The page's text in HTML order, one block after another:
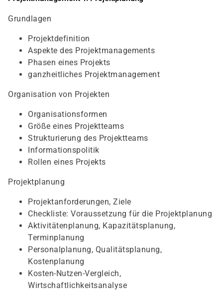
Grundlagen
Projektdefinition
Aspekte des Projektmanagements
Phasen eines Projekts
ganzheitliches Projektmanagement
Organisation von Projekten
Organisationsformen
Größe eines Projektteams
Strukturierung des Projektteams
Informationspolitik
Rollen eines Projekts
Projektplanung
Projektanforderungen, Ziele
Checkliste: Voraussetzung für die Projektplanung
Aktivitätenplanung, Kapazitätsplanung,
Terminplanung
Personalplanung, Qualitätsplanung,
Kostenplanung
Kosten-Nutzen-Vergleich,
Wirtschaftlichkeitsanalyse